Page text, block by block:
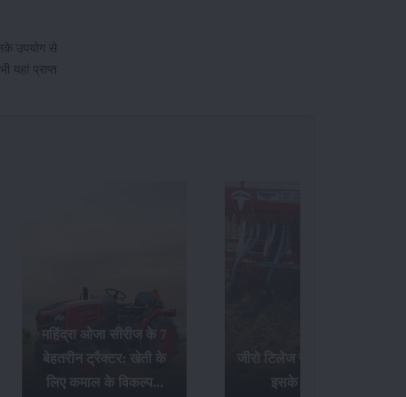
उपयोग से
यहां प्राप्त
जीरो टिलेज खेती क्या है और
इसके फायदे...
में जानिए यहां...